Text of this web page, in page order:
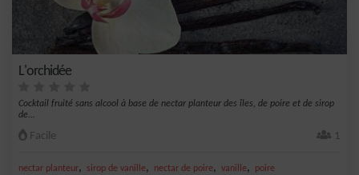
L'orchidée
Cocktail fruité sans alcool à base de nectar planteur des îles, de poire et de sirop
de...
Facile 1
nectar planteur, sirop de vanille, nectar de poire, vanille, poire